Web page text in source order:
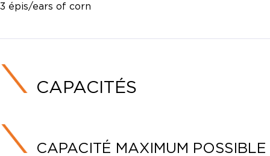
3 épis/ears of corn
CAPACITÉS
CAPACITÉ MAXIMUM POSSIBLE